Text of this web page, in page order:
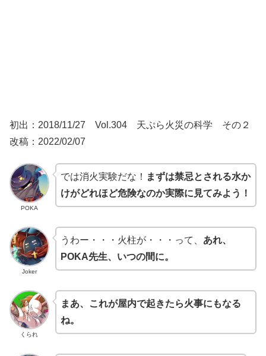
初出：2018/11/27 Vol.304 天ぷら火災の科学 その２
改稿：2022/02/07
POKA
では消火実験だな！ まずは禁忌とされる水か
けがどれほど危険なのか実際に見てみよう！
Joker
うわー・・・火柱が・・・って、 あれ、
POKA先生、いつの間に。
くられ
まあ、これが屋内で起きたら火事にもなる
ね。